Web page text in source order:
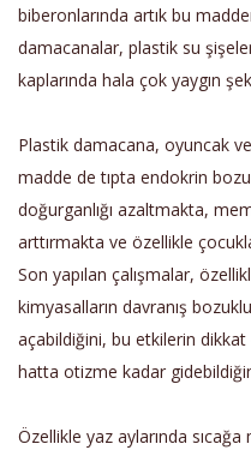
biberonlarında artık bu
damacanalar, plastik su
kaplarında hala çok yaygın
Plastik damacana, oyuncak
madde de tıpta endokrin
doğurganlığı azaltmakta,
arttırmakta ve özellikle
Son yapılan çalışmalar,
kimyasalların davranış
açabildiğini, bu etkilerin
hatta otizme kadar
Özellikle yaz aylarında